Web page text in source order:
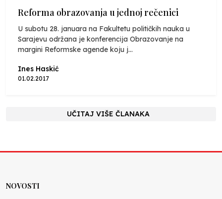
Reforma obrazovanja u jednoj rečenici
U subotu 28. januara na Fakultetu političkih nauka u
Sarajevu održana je konferencija Obrazovanje na
margini Reformske agende koju j...
Ines Haskić
01.02.2017
UČITAJ VIŠE ČLANAKA
NOVOSTI